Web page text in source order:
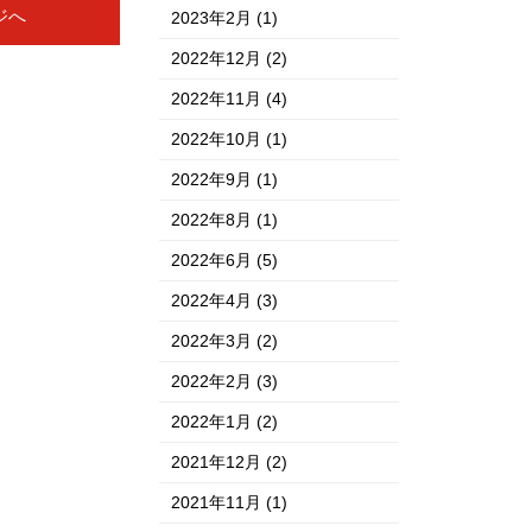
へ 2023年2月(1)
2022年12月(2)
2022年11月(4)
2022年10月(1)
2022年9月(1)
2022年8月(1)
2022年6月(5)
2022年4月(3)
2022年3月(2)
2022年2月(3)
2022年1月(2)
2021年12月(2)
2021年11月(1)